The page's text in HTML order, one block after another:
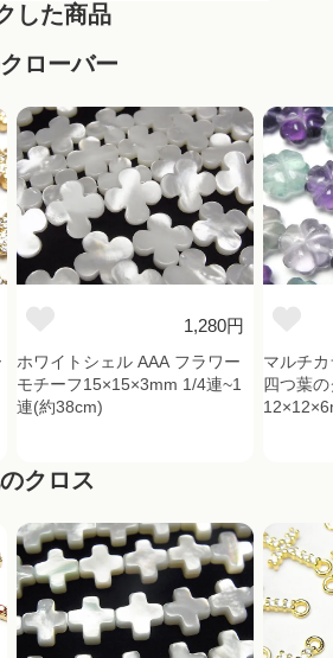
した商品
ローバー
1,280円
ホワイトシェル AAA フラワー
モチーフ15×15×3mm 1/4連~1
連(約38cm)
マルチ
四つ葉
クロス